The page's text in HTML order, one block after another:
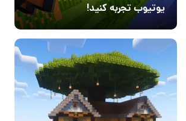
یوتیوب تجربه کنید!
41